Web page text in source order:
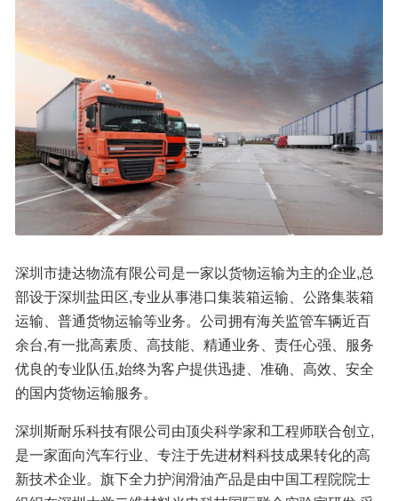
深圳市捷达物流有限公司是一家以货物运输为主的企业,总
部设于深圳盐田区,专业从事港口集装箱运输、公路集装箱
运输、普通货物运输等业务。公司拥有海关监管车辆近百
余台,有一批高素质、高技能、精通业务、责任心强、服务
优良的专业队伍,始终为客户提供迅捷、准确、高效、安全
的国内货物运输服务。
深圳斯耐乐科技有限公司由顶尖科学家和工程师联合创立,
是一家面向汽车行业、专注于先进材料科技成果转化的高
新技术企业。旗下全力护润滑油产品是由中国工程院院士